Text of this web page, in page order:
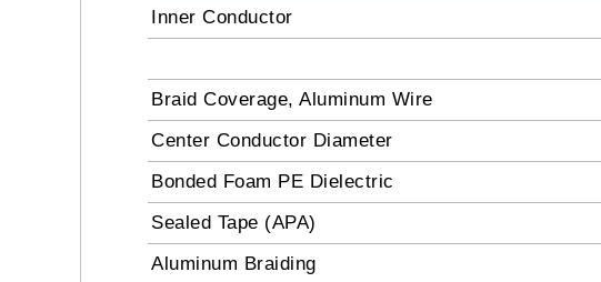
Inner Conductor
Braid Coverage, Aluminum Wire
Center Conductor Diameter
Bonded Foam PE Dielectric
Sealed Tape (APA)
Aluminum Braiding